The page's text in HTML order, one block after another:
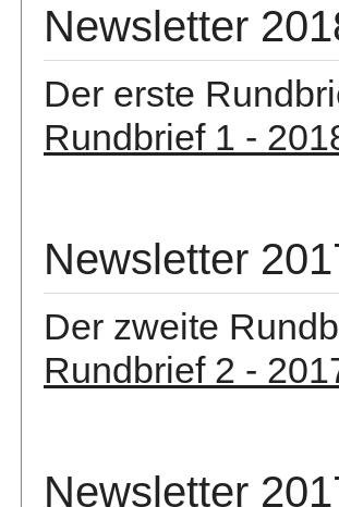
Newsletter
Der erste
Rundbrief 1 -
Newsletter
Der zweite
Rundbrief 2 -
Newsletter